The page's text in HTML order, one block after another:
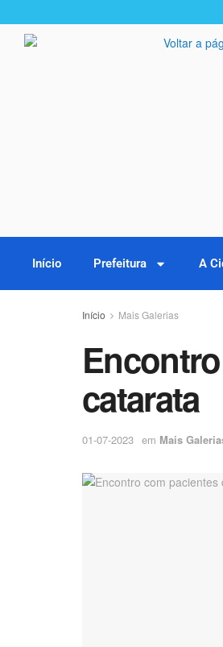
Início Prefeitura A
Início Mais Galerias
catarata
01-07-2023 em Mais